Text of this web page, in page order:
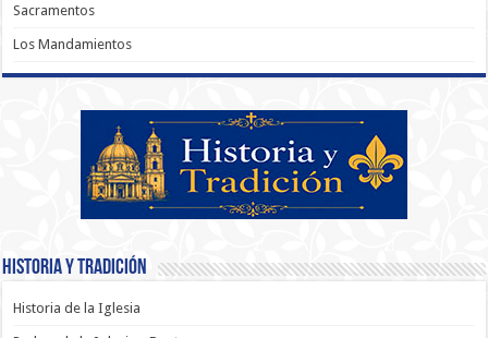
Sacramentos
Los Mandamientos
Historia y Tradición
Historia de la Iglesia